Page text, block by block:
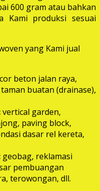
600 gram atau bahkan
Kami produksi sesuai
yang Kami jual
beton jalan raya,
buatan (drainase),
vertical garden,
paving block,
dasar rel kereta,
geobag, reklamasi
pembuangan
terowongan, dll.